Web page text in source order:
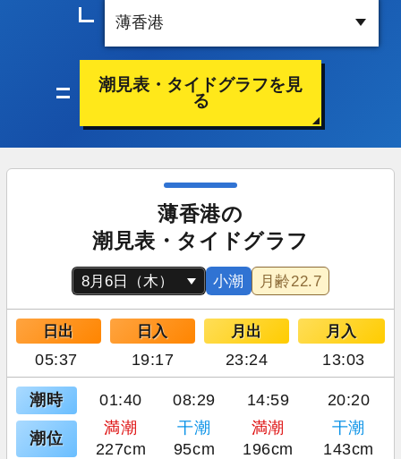
潮見表・タイドグラフを見
る
薄香港の
潮見表・タイドグラフ
小潮 月齢22.7
日出 日入 月出 月入
05:37 19:17 23:24 13:03
潮時 01:40 08:29 14:59 20:20
潮位
満潮 干潮 満潮
干潮
227cm
95cm 196cm 143cm